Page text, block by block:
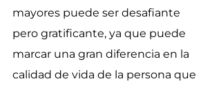
mayores puede ser desafiante
pero gratificante, ya que puede
marcar una gran diferencia en la
calidad de vida de la persona que